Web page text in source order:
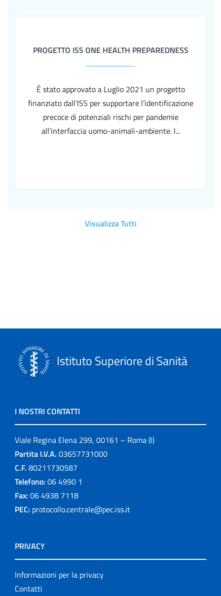
PROGETTO ISS ONE HEALTH PREPAREDNESS
È stato approvato a Luglio 2021 un progetto
finanziato dall’ISS per supportare l’identificazione
precoce di potenziali rischi per pandemie
all’interfaccia uomo-animali-ambiente. I...
Visualizza Tutti
Istituto Superiore di Sanità
I NOSTRI CONTATTI
Viale Regina Elena 299, 00161 – Roma (I)
Partita I.V.A. 03657731000
C.F. 80211730587
Telefono: 06 4990 1
Fax: 06 4938 7118
PEC: protocollo.centrale@pec.iss.it
PRIVACY
Informazioni per la privacy
Contatti